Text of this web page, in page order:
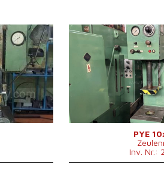
mm
mm
Baujahr:
Presskraft
Die Abmessungen des
Desktop
Stößelabmessungen
Hauptmotorleistung
Maschinenabmessungen L
Maschinengewicht
PYE
Inv. Nr.: